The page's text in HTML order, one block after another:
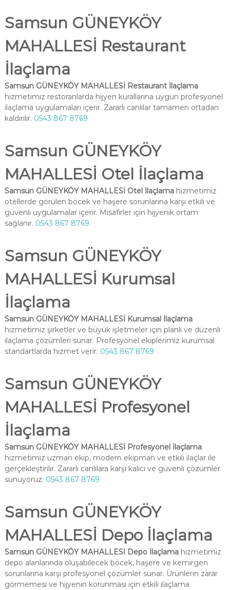
Samsun GÜNEYKÖY
MAHALLESİ Restaurant
İlaçlama
Samsun GÜNEYKÖY MAHALLESİ Restaurant İlaçlama
hizmetimiz restoranlarda hijyen kurallarına uygun profesyonel
ilaçlama uygulamaları içerir. Zararlı canlılar tamamen ortadan
kaldırılır. 0543 867 8769
Samsun GÜNEYKÖY
MAHALLESİ Otel İlaçlama
Samsun GÜNEYKÖY MAHALLESİ Otel İlaçlamahizmetimiz
otellerde görülen böcek ve haşere sorunlarına karşı etkili ve
güvenli uygulamalar içerir. Misafirler için hijyenik ortam
sağlanır. 0543 867 8769
Samsun GÜNEYKÖY
MAHALLESİ Kurumsal
İlaçlama
Samsun GÜNEYKÖY MAHALLESİ Kurumsal İlaçlama
hizmetimiz şirketler ve büyük işletmeler için planlı ve düzenli
ilaçlama çözümleri sunar. Profesyonel ekiplerimiz kurumsal
standartlarda hizmet verir. 0543 867 8769
Samsun GÜNEYKÖY
MAHALLESİ Profesyonel
İlaçlama
Samsun GÜNEYKÖY MAHALLESİ Profesyonel İlaçlama
hizmetimiz uzman ekip, modern ekipman ve etkili ilaçlar ile
gerçekleştirilir. Zararlı canlılara karşı kalıcı ve güvenli çözümler
sunuyoruz. 0543 867 8769
Samsun GÜNEYKÖY
MAHALLESİ Depo İlaçlama
Samsun GÜNEYKÖY MAHALLESİ Depo İlaçlamahizmetimiz
depo alanlarında oluşabilecek böcek, haşere ve kemirgen
sorunlarına karşı profesyonel çözümler sunar. Ürünlerin zarar
görmemesi ve hijyenin korunması için etkili ilaçlama